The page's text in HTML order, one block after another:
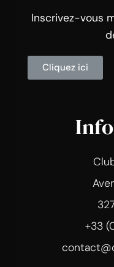
Inscrivez-vous
Cliquez ici
+33